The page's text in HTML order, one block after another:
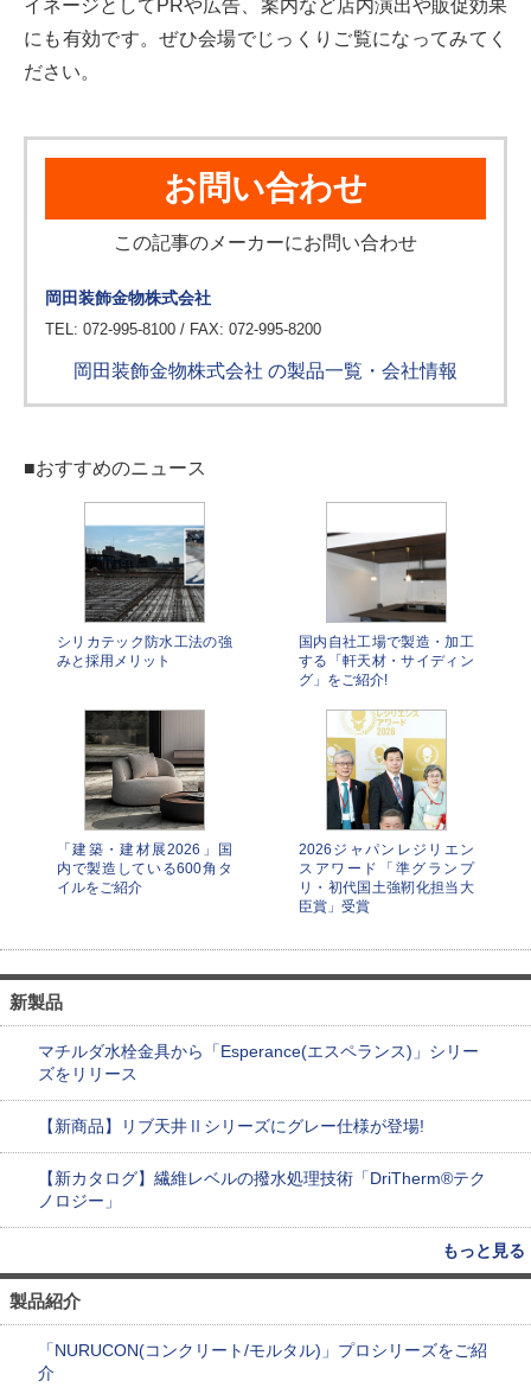
イネージとしてPRや広告、案内など店内演出や販促効果
にも有効です。ぜひ会場でじっくりご覧になってみてく
ださい。
お問い合わせ
この記事のメーカーにお問い合わせ
岡田装飾金物株式会社
TEL: 072-995-8100 / FAX: 072-995-8200
岡田装飾金物株式会社 の製品一覧・会社情報
■おすすめのニュース
シリカテック防水工法の強
みと採用メリット
国内自社工場で製造・加工
する「軒天材・サイディン
グ」をご紹介!
「建築・建材展2026」国
内で製造している600角タ
イルをご紹介
2026ジャパンレジリエン
スアワード「準グランプ
リ・初代国土強靭化担当大
臣賞」受賞
新製品
マチルダ水栓金具から「Esperance(エスペランス)」シリー
ズをリリース
【新商品】リブ天井Ⅱシリーズにグレー仕様が登場!
【新カタログ】繊維レベルの撥水処理技術「DriTherm®テク
ノロジー」
もっと見る
製品紹介
「NURUCON(コンクリート/モルタル)」プロシリーズをご紹
介